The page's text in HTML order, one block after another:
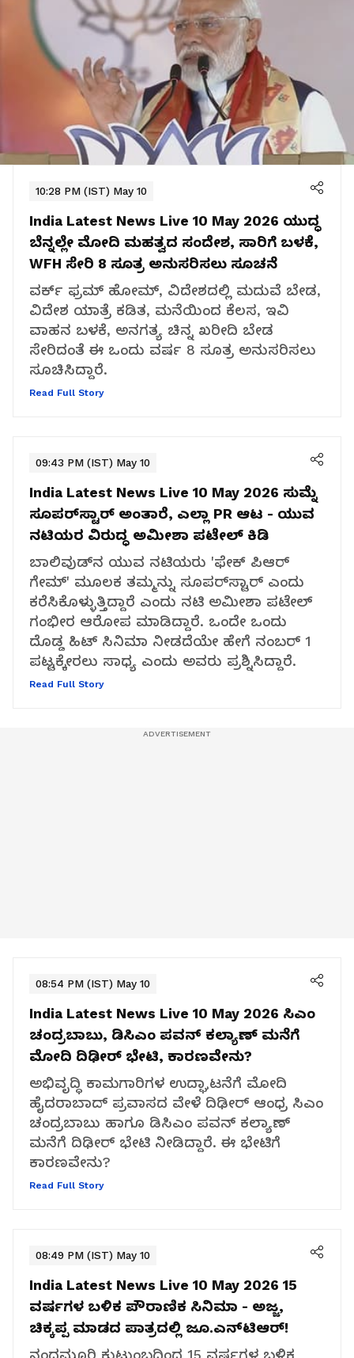
10:28 PM (IST) May 10
India Latest News Live 10 May 2026 ಯುದ್ಧ
ಬೆನ್ನಲ್ಲೇ ಮೋದಿ ಮಹತ್ವದ ಸಂದೇಶ, ಸಾರಿಗೆ ಬಳಕೆ,
WFH ಸೇರಿ 8 ಸೂತ್ರ ಅನುಸರಿಸಲು ಸೂಚನೆ
ವರ್ಕ್ ಫ್ರಮ್ ಹೋಮ್, ವಿದೇಶದಲ್ಲಿ ಮದುವೆ ಬೇಡ,
ವಿದೇಶ ಯಾತ್ರೆ ಕಡಿತ, ಮನೆಯಿಂದ ಕೆಲಸ, ಇವಿ
ವಾಹನ ಬಳಕೆ, ಅನಗತ್ಯ ಚಿನ್ನ ಖರೀದಿ ಬೇಡ
ಸೇರಿದಂತೆ ಈ ಒಂದು ವರ್ಷ 8 ಸೂತ್ರ ಅನುಸರಿಸಲು
ಸೂಚಿಸಿದ್ದಾರೆ.
Read Full Story
09:43 PM (IST) May 10
India Latest News Live 10 May 2026 ಸುಮ್ನೆ
ಸೂಪರ್‌ಸ್ಟಾರ್‌ ಅಂತಾರೆ, ಎಲ್ಲಾ PR ಆಟ - ಯುವ
ನಟಿಯರ ವಿರುದ್ಧ ಅಮೀಶಾ ಪಟೇಲ್ ಕಿಡಿ
ಬಾಲಿವುಡ್‌ನ ಯುವ ನಟಿಯರು 'ಫೇಕ್ ಪಿಆರ್
ಗೇಮ್' ಮೂಲಕ ತಮ್ಮನ್ನು ಸೂಪರ್‌ಸ್ಟಾರ್‌ ಎಂದು
ಕರೆಸಿಕೊಳ್ಳುತ್ತಿದ್ದಾರೆ ಎಂದು ನಟಿ ಅಮೀಶಾ ಪಟೇಲ್
ಗಂಭೀರ ಆರೋಪ ಮಾಡಿದ್ದಾರೆ. ಒಂದೇ ಒಂದು
ದೊಡ್ಡ ಹಿಟ್ ಸಿನಿಮಾ ನೀಡದೆಯೇ ಹೇಗೆ ನಂಬರ್ 1
ಪಟ್ಟಕ್ಕೇರಲು ಸಾಧ್ಯ ಎಂದು ಅವರು ಪ್ರಶ್ನಿಸಿದ್ದಾರೆ.
Read Full Story
08:54 PM (IST) May 10
India Latest News Live 10 May 2026 ಸಿಎಂ
ಚಂದ್ರಬಾಬು, ಡಿಸಿಎಂ ಪವನ್ ಕಲ್ಯಾಣ್ ಮನೆಗೆ
ಮೋದಿ ದಿಢೀರ್ ಭೇಟಿ, ಕಾರಣವೇನು?
ಅಭಿವೃದ್ಧಿ ಕಾಮಗಾರಿಗಳ ಉದ್ಘಾಟನೆಗೆ ಮೋದಿ
ಹೈದರಾಬಾದ್ ಪ್ರವಾಸದ ವೇಳೆ ದಿಢೀರ್ ಆಂಧ್ರ ಸಿಎಂ
ಚಂದ್ರಬಾಬು ಹಾಗೂ ಡಿಸಿಎಂ ಪವನ್ ಕಲ್ಯಾಣ್
ಮನೆಗೆ ದಿಢೀರ್ ಭೇಟಿ ನೀಡಿದ್ದಾರೆ. ಈ ಭೇಟಿಗೆ
ಕಾರಣವೇನು?
Read Full Story
08:49 PM (IST) May 10
India Latest News Live 10 May 2026 15
ವರ್ಷಗಳ ಬಳಿಕ ಪೌರಾಣಿಕ ಸಿನಿಮಾ - ಅಜ್ಜ,
ಚಿಕ್ಕಪ್ಪ ಮಾಡದ ಪಾತ್ರದಲ್ಲಿ ಜೂ.ಎನ್‌ಟಿಆರ್!
ನಂದಮೂರಿ ಕುಟುಂಬದಿಂದ 15 ವರ್ಷಗಳ ಬಳಿಕ